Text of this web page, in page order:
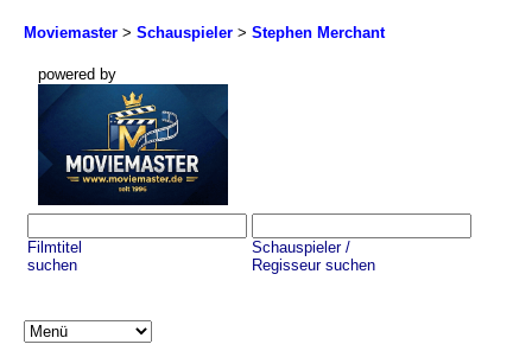
Moviemaster > Schauspieler > Stephen Merchant
powered by
Filmtitel
suchen
Schauspieler /
Regisseur suchen